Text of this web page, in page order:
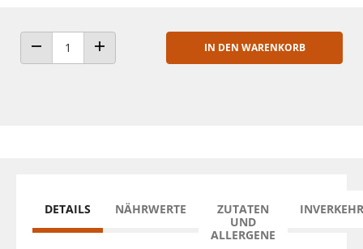
ANZAHL VERRINGERNANZAHL ERHÖHEN
IN DEN WARENKORB
DETAILS NÄHRWERTE
ZUTATEN
UND
ALLERGENE